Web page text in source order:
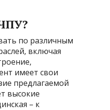
по различным
включая
имеет свои
предлагаемой
высокие
– к